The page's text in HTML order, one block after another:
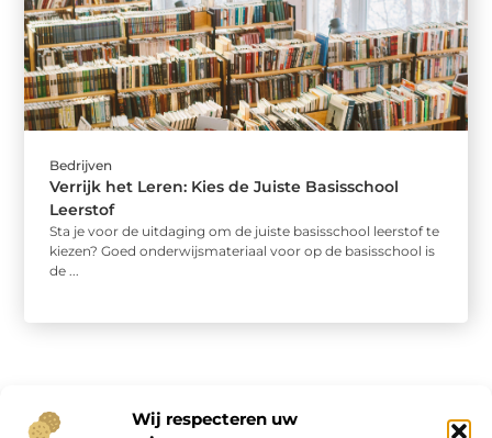
Wij respecteren uw
Bedrijven
Verrijk het Leren: Kies de Juiste Basisschool
Leerstof
Sta je voor de uitdaging om de juiste basisschool leerstof te
kiezen? Goed onderwijsmateriaal voor op de basisschool is
de ...